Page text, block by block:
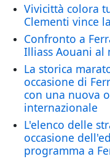
Vivicittà colora
Clementi vince
Confronto a
Illiass Aouani al
La storica
occasione di
con una nuova
internazionale
L'elenco delle
occasione
programma a